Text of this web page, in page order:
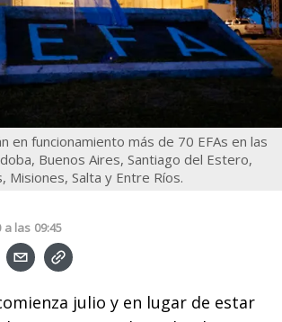
en funcionamiento más de 70 EFAs en las
Buenos Aires, Santiago del Estero,
Misiones, Salta y Entre Ríos.
a las 09:45
julio y en lugar de estar